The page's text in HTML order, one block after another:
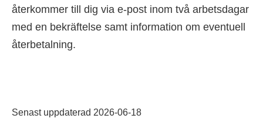
återkommer till dig via e-post inom två arbetsdagar
med en bekräftelse samt information om eventuell
återbetalning.
Senast uppdaterad 2026-06-18